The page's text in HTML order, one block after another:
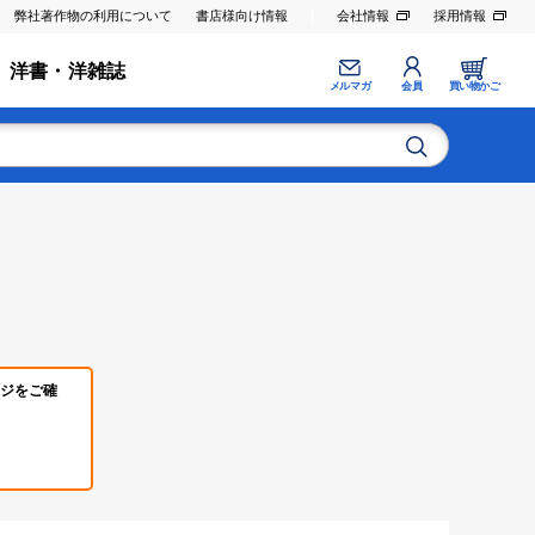
弊社著作物の利用について 書店様向け情報 会社情報 採用情報
洋書・洋雑誌
メルマガ 会員 買い物かご
をご確